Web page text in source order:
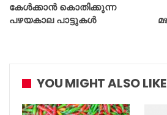
കേൾക്കാൻ കൊതിക്കുന്ന
പഴയകാല പാട്ടുകൾ
YOU MIGHT ALSO LIKE